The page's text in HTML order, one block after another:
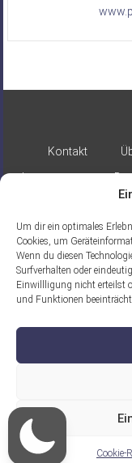
Um dir ein optimales
Cookies, um
Wenn du diesen
Surfverhalten oder
Einwillligung nicht erteilst
und Funktionen
Cookie-
Kontakt
Impressum
Gefördert durch:
Ein Projekt der ASB
gGmbH